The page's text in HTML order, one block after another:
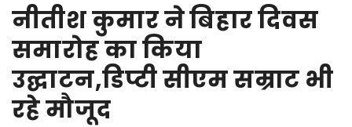
नीतीश कुमार ने बिहार दिवस
समारोह का किया
उद्घाटन,डिप्टी सीएम सम्राट भी
रहे मौजूद